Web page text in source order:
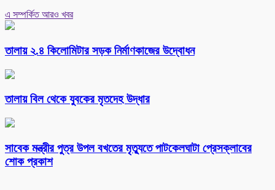
এ সম্পর্কিত আরও খবর
তালায় ২.৪ কিলোমিটার সড়ক নির্মাণকাজের উদ্বোধন
তালায় বিল থেকে যুবকের মৃতদেহ উদ্ধার
সাবেক মন্ত্রীর পুত্র উপল বখতের মৃত্যুতে পাটকেলঘাটা প্রেসক্লাবের
শোক প্রকাশ